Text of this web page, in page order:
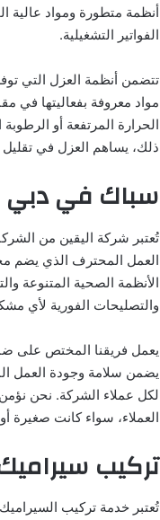
أنظمة متطورة ومواد عالية
الفواتير التشغيلية.
تتضمن أنظمة العزل التي
مواد معروفة بفعاليتها في
الحرارة المرتفعة أو
ذلك، يساهم العزل في تقليل
سباك في دبي
تُعتبر شركة اليقين من
العمل المحترف الذي يضم
الأنظمة الصحية المتنوعة
والتصليحات الفورية لأي
يعمل فريقنا المختص على
يضمن سلامة وجودة العمل
لكل عملاء الشركة. نحن
العملاء، سواء كانت صغيرة
تركيب
تُعتبر خدمة تركيب